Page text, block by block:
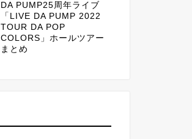
DA PUMP25周年ライブ
「LIVE DA PUMP 2022
TOUR DA POP
COLORS」ホールツアー
まとめ